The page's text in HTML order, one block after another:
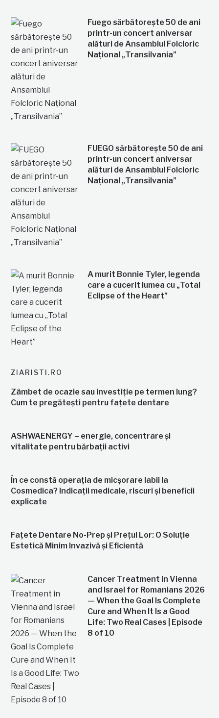
Fuego sărbătorește 50 de ani
printr-un concert aniversar
alături de Ansamblul Folcloric
Național „Transilvania”
FUEGO sărbătorește 50 de ani
printr-un concert aniversar
alături de Ansamblul Folcloric
Național „Transilvania”
A murit Bonnie Tyler, legenda
care a cucerit lumea cu „Total
Eclipse of the Heart”
ZIARISTI.RO
Zâmbet de ocazie sau investiție pe termen lung?
Cum te pregătești pentru fațete dentare
ASHWAENERGY – energie, concentrare și
vitalitate pentru bărbații activi
În ce constă operația de micșorare labii la
Cosmedica? Indicații medicale, riscuri și beneficii
explicate
Fațete Dentare No-Prep și Prețul Lor: O Soluție
Estetică Minim Invazivă și Eficientă
Cancer Treatment in Vienna
and Israel for Romanians 2026
— When the Goal Is Complete
Cure and When It Is a Good
Life: Two Real Cases | Episode
8 of 10